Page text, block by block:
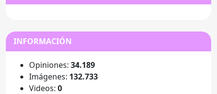
INFORMACIÓN
Opiniones: 34.189
Imágenes: 132.733
Videos: 0